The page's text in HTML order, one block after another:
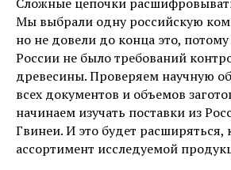
Мы выбрали одну российскую
но не довели до конца это,
России не было требований
древесины. Проверяем научную
всех документов и объемов
начинаем изучать поставки из
Гвинеи. И это будет расширяться,
ассортимент исследуемой